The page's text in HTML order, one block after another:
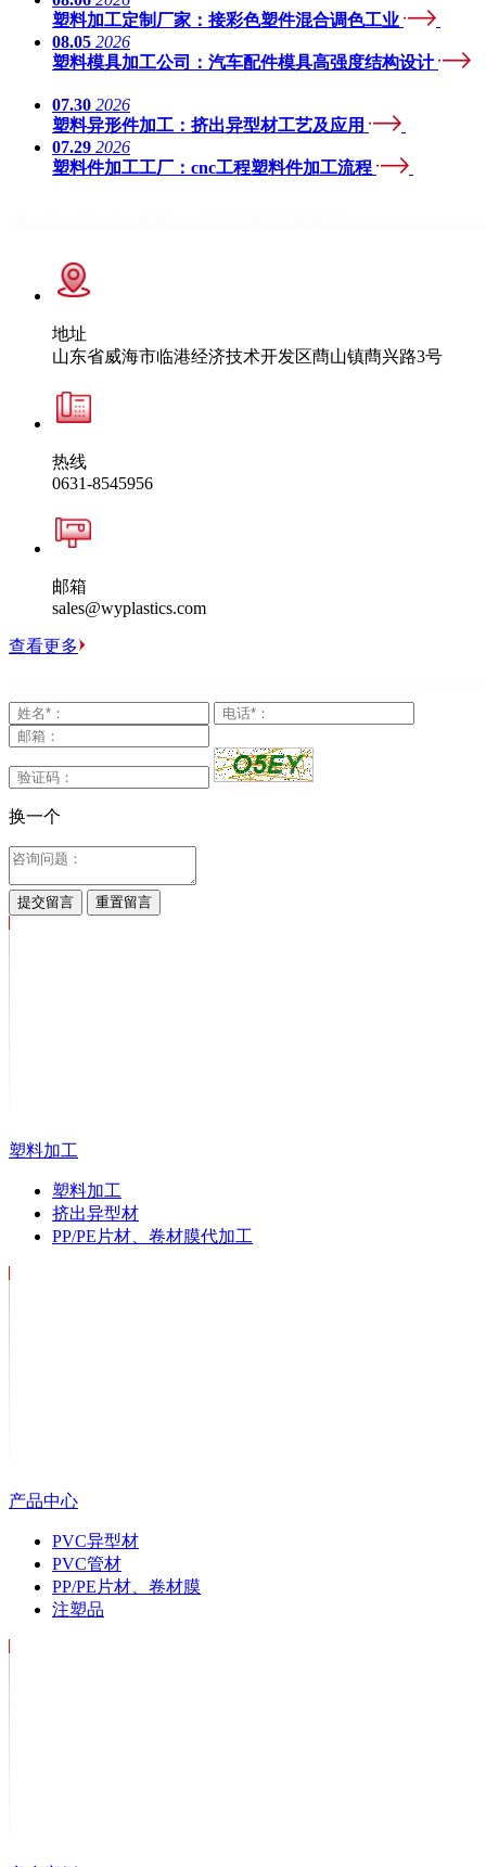
塑料加工定制厂家：接彩色塑件混合调色工业
08.05 2026
塑料模具加工公司：汽车配件模具高强度结构设计
07.30 2026
塑料异形件加工：挤出异型材工艺及应用
07.29 2026
塑料件加工工厂：cnc工程塑料件加工流程
地址
山东省威海市临港经济技术开发区蔄山镇蔄兴路3号
热线
0631-8545956
邮箱
sales@wyplastics.com
查看更多
换一个
提交留言 重置留言
塑料加工
塑料加工
挤出异型材
PP/PE片材、卷材膜代加工
产品中心
PVC异型材
PVC管材
PP/PE片材、卷材膜
注塑品